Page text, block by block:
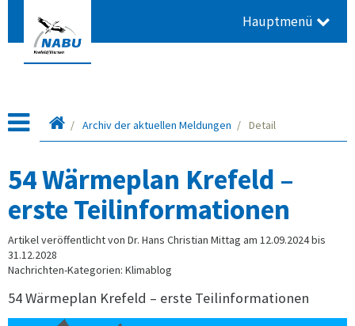
Hauptmenü
Startseite
Archiv der aktuellen Meldungen Detail
54 Wärmeplan Krefeld –
erste Teilinformationen
Artikel veröffentlicht von Dr. Hans Christian Mittag am 12.09.2024 bis
31.12.2028
Nachrichten-Kategorien: Klimablog
54 Wärmeplan Krefeld – erste Teilinformationen